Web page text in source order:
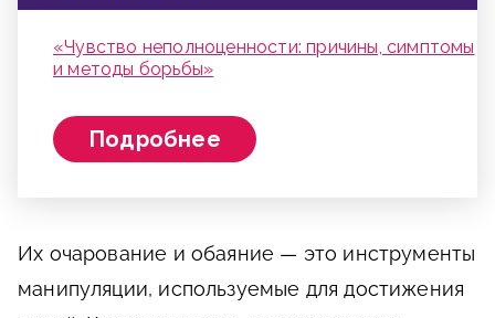
«Чувство неполноценности: причины, симптомы
и методы борьбы»
Подробнее
Их очарование и обаяние — это инструменты
манипуляции, используемые для достижения